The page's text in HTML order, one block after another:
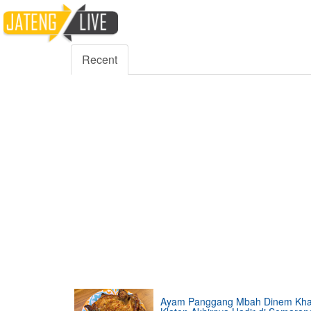
5000 Fans
Recent
Ayam Panggang Mbah Dinem